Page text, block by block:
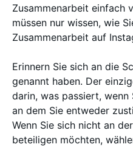
Zusammenarbeit einfach
müssen nur wissen, wie
Zusammenarbeit auf
Erinnern Sie sich an die
genannt haben. Der
darin, was passiert, wenn
an dem Sie entweder
Wenn Sie sich nicht an
beteiligen möchten,